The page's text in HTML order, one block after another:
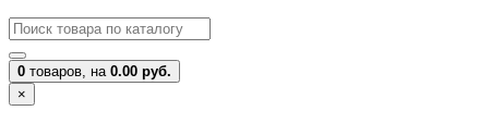
0 товаров, на 0.00 руб.
×